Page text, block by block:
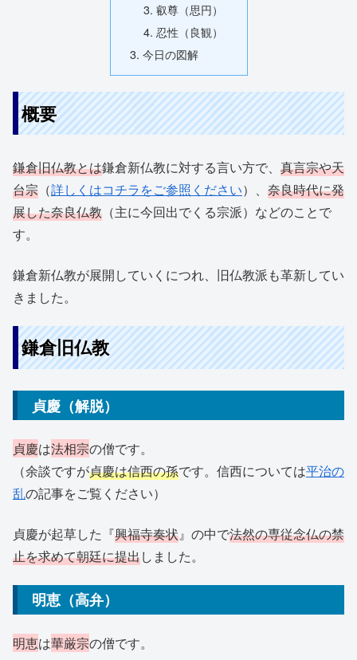
叡尊（思円）
忍性（良観）
今日の図解
概要
鎌倉旧仏教とは鎌倉新仏教に対する言い方で、 真言宗や天
台宗 （詳しくはコチラをご参照ください）、 奈良時代に発
展した奈良仏教 （主に今回出でくる宗派）などのことで
す。
鎌倉新仏教が展開していくにつれ、旧仏教派も革新してい
きました。
鎌倉旧仏教
貞慶（解脱）
貞慶は法相宗の僧です。
（余談ですが貞慶は信西の孫です。信西については平治の
乱の記事をご覧ください）
貞慶が起草した『興福寺奏状』の中で法然の専従念仏の禁
止を求めて朝廷に提出しました。
明恵（高弁）
明恵は華厳宗の僧です。